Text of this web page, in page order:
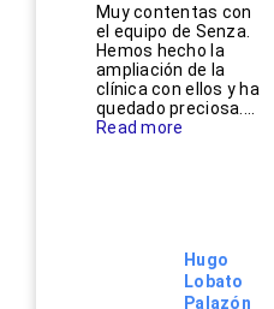
Muy contentas con
el equipo de Senza.
Hemos hecho la
ampliación de la
clínica con ellos y ha
quedado preciosa....
Read more
Hugo
Lobato
Palazón